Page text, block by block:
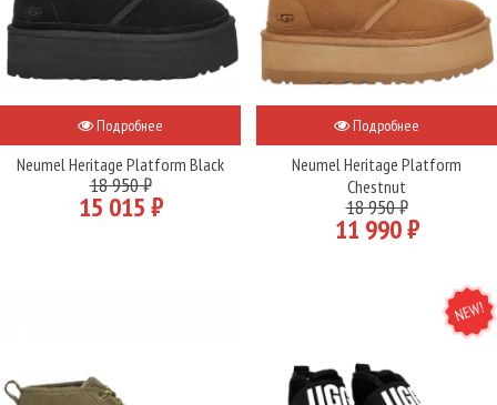
Подробнее
Neumel Heritage Platform Black
18 950 ₽
15 015 ₽
Подробнее
Neumel Heritage Platform
Chestnut
18 950 ₽
11 990 ₽
NEW